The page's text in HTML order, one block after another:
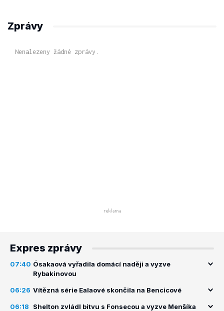
Zprávy
Nenalezeny žádné zprávy.
Expres zprávy
07:40 Ósakaová vyřadila domácí naději a vyzve
Rybakinovou
06:26 Vítězná série Ealaové skončila na Bencicové
06:18 Shelton zvládl bitvu s Fonsecou a vyzve Menšíka